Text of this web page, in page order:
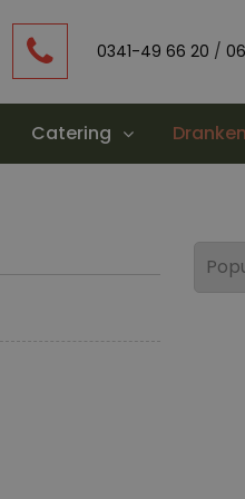
0341-49 66 20 /
Catering